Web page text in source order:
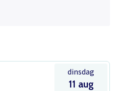
dinsdag
11 aug